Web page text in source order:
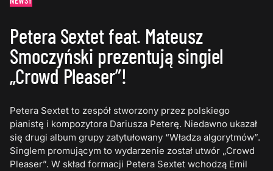
Petera Sextet feat. Mateusz
Smoczyński prezentują singiel
„Crowd Pleaser”!
Petera Sextet to zespół stworzony przez polskiego
pianistę i kompozytora Dariusza Peterę. Niedawno ukazał
się drugi album grupy zatytułowany “Władza algorytmów”.
Singlem promującym to wydarzenie został utwór „Crowd
Pleaser”. W skład formacji Petera Sextet wchodzą Emil